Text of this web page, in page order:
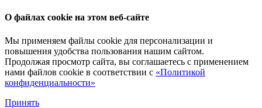
О файлах cookie на этом веб-сайте
Мы применяем файлы cookie для персонализации и
повышения удобства пользования нашим сайтом.
Продолжая просмотр сайта, вы соглашаетесь с применением
нами файлов cookie в соответствии с «Политикой
конфиденциальности»
Принять